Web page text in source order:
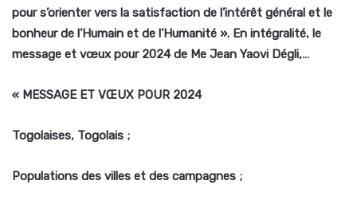
pour s’orienter vers la satisfaction de l’intérêt général et le
bonheur de l’Humain et de l’Humanité ». En intégralité, le
message et vœux pour 2024 de Me Jean Yaovi Dégli,…
« MESSAGE ET VŒUX POUR 2024
Togolaises, Togolais ;
Populations des villes et des campagnes ;